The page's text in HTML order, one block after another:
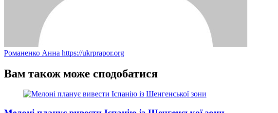
Романенко Анна https://ukrprapor.org
Вам також може сподобатися